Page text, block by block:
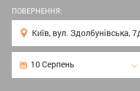
ПОВЕРНЕННЯ: